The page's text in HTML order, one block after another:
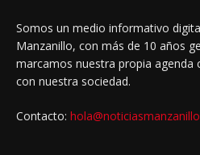
Somos un medio informativo
Manzanillo, con más de 10 años
marcamos nuestra propia
con nuestra sociedad.
Contacto: